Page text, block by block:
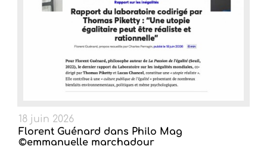
18 juin 2026
Florent Guénard dans Philo Mag
©emmanuelle marchadour